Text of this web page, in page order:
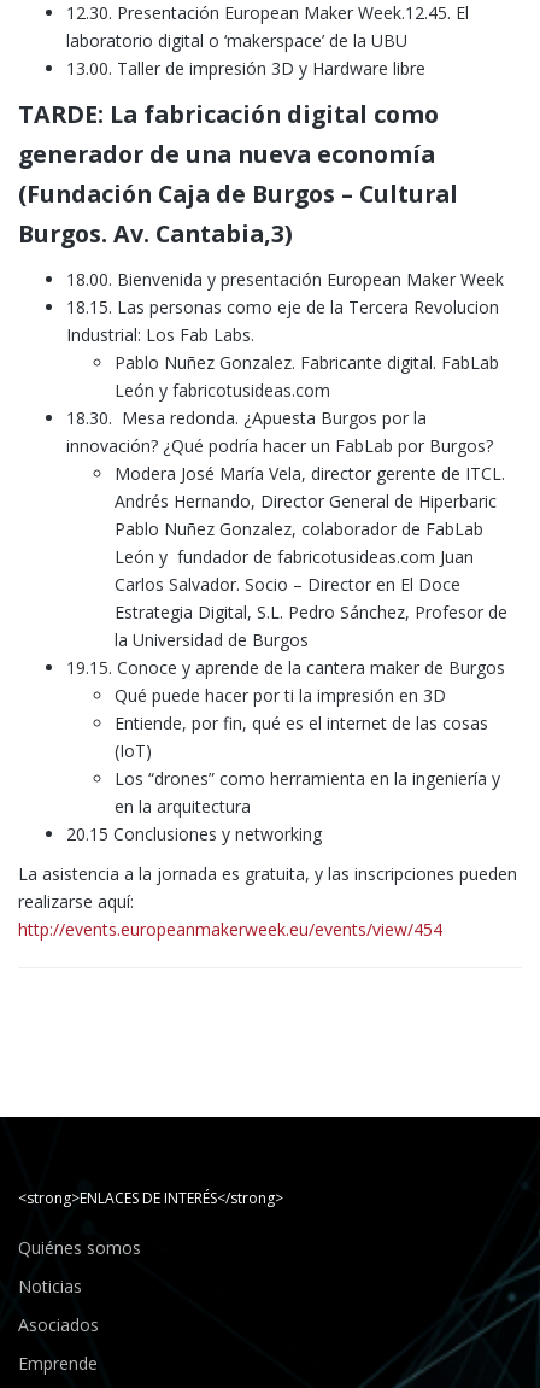
12.30. Presentación European Maker Week.12.45. El
laboratorio digital o ‘makerspace’ de la UBU
13.00. Taller de impresión 3D y Hardware libre
TARDE: La fabricación digital como
generador de una nueva economía
(Fundación Caja de Burgos – Cultural
Burgos. Av. Cantabia,3)
18.00. Bienvenida y presentación European Maker Week
18.15. Las personas como eje de la Tercera Revolucion
Industrial: Los Fab Labs.
Pablo Nuñez Gonzalez. Fabricante digital. FabLab
León y fabricotusideas.com
18.30. Mesa redonda. ¿Apuesta Burgos por la
innovación? ¿Qué podría hacer un FabLab por Burgos?
Modera José María Vela, director gerente de ITCL.
Andrés Hernando, Director General de Hiperbaric
Pablo Nuñez Gonzalez, colaborador de FabLab
León y fundador de fabricotusideas.com Juan
Carlos Salvador. ‎Socio – Director en El Doce
Estrategia Digital, S.L. Pedro Sánchez, Profesor de
la Universidad de Burgos
19.15. Conoce y aprende de la cantera maker de Burgos
Qué puede hacer por ti la impresión en 3D
Entiende, por fin, qué es el internet de las cosas
(IoT)
Los “drones” como herramienta en la ingeniería y
en la arquitectura
20.15 Conclusiones y networking
La asistencia a la jornada es gratuita, y las inscripciones pueden
realizarse aquí:
http://events.europeanmakerweek.eu/events/view/454
<strong>ENLACES DE INTERÉS</strong>
Quiénes somos
Noticias
Asociados
Emprende